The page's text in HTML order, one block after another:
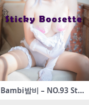
Bambi밤비 – NO.93 Stic